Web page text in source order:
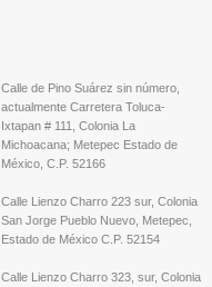
Calle de Pino Suárez sin número,
actualmente Carretera Toluca-
Ixtapan # 111, Colonia La
Michoacana; Metepec Estado de
México, C.P. 52166
Calle Lienzo Charro 223 sur, Colonia
San Jorge Pueblo Nuevo, Metepec,
Estado de México C.P. 52154
Calle Lienzo Charro 323, sur, Colonia